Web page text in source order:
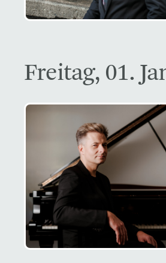
Freitag, 01.